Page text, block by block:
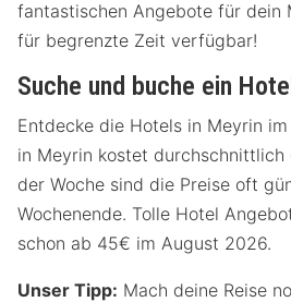
fantastischen Angebote für dein
für begrenzte Zeit verfügbar!
Suche und buche ein
Entdecke die Hotels in Meyrin
in Meyrin kostet
der Woche sind die Preise oft
Wochenende. Tolle Hotel
schon ab 45€ im August 2026.
Unser Tipp: Mach deine Reise